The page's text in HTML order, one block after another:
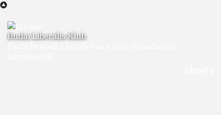
Ugrás
tartalomra
Budai Liberális Klub